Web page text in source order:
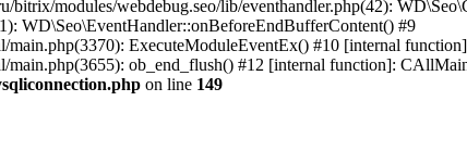
modules/webdebug.seo/lib/eventhandler.php(42):
WD\Seo\EventHandler::onBeforeEndBufferContent() #9
main.php(3370): ExecuteModuleEventEx() #10 [internal
main.php(3655): ob_end_flush() #12 [internal function]:
on line 149